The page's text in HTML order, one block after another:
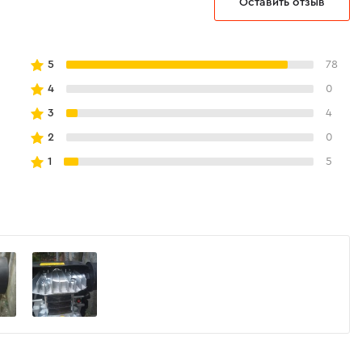
Dnipro-M АС-20 — самая компактная
5 78
4 0
3 4
2 0
1 5